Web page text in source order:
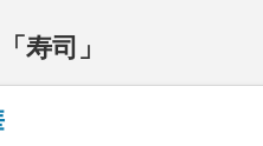
寿司」